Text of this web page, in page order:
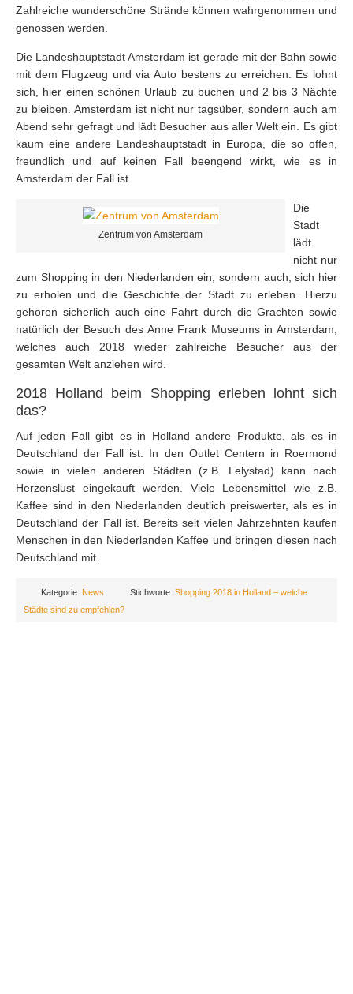
Zahlreiche wunderschöne Strände können wahrgenommen und
genossen werden.
Die Landeshauptstadt Amsterdam ist gerade mit der Bahn sowie
mit dem Flugzeug und via Auto bestens zu erreichen. Es lohnt
sich, hier einen schönen Urlaub zu buchen und 2 bis 3 Nächte
zu bleiben. Amsterdam ist nicht nur tagsüber, sondern auch am
Abend sehr gefragt und lädt Besucher aus aller Welt ein. Es gibt
kaum eine andere Landeshauptstadt in Europa, die so offen,
freundlich und auf keinen Fall beengend wirkt, wie es in
Amsterdam der Fall ist.
Zentrum von Amsterdam
Die
Stadt
lädt
nicht nur
zum Shopping in den Niederlanden ein, sondern auch, sich hier
zu erholen und die Geschichte der Stadt zu erleben. Hierzu
gehören sicherlich auch eine Fahrt durch die Grachten sowie
natürlich der Besuch des Anne Frank Museums in Amsterdam,
welches auch 2018 wieder zahlreiche Besucher aus der
gesamten Welt anziehen wird.
2018 Holland beim Shopping erleben lohnt sich
das?
Auf jeden Fall gibt es in Holland andere Produkte, als es in
Deutschland der Fall ist. In den Outlet Centern in Roermond
sowie in vielen anderen Städten (z.B. Lelystad) kann nach
Herzenslust eingekauft werden. Viele Lebensmittel wie z.B.
Kaffee sind in den Niederlanden deutlich preiswerter, als es in
Deutschland der Fall ist. Bereits seit vielen Jahrzehnten kaufen
Menschen in den Niederlanden Kaffee und bringen diesen nach
Deutschland mit.
Kategorie: News Stichworte: Shopping 2018 in Holland – welche
Städte sind zu empfehlen?